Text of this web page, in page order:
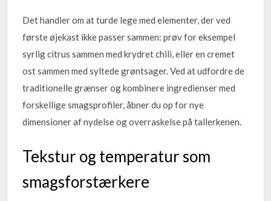
Det handler om at turde lege med elementer, der ved
første øjekast ikke passer sammen: prøv for eksempel
syrlig citrus sammen med krydret chili, eller en cremet
ost sammen med syltede grøntsager. Ved at udfordre de
traditionelle grænser og kombinere ingredienser med
forskellige smagsprofiler, åbner du op for nye
dimensioner af nydelse og overraskelse på tallerkenen.
Tekstur og temperatur som
smagsforstærkere